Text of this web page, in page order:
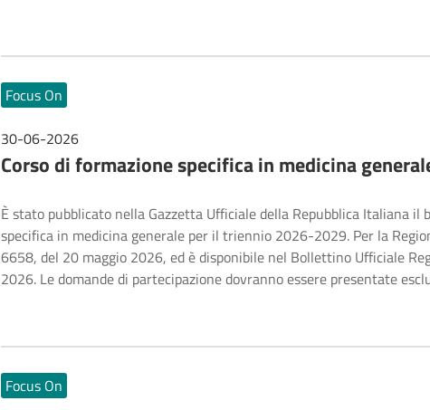
Focus On
30-06-2026
Corso di formazione specifica in medicina
È stato pubblicato nella Gazzetta Ufficiale della Repubblica Italiana
specifica in medicina generale per il triennio 2026-2029. Per la
6658, del 20 maggio 2026, ed è disponibile nel Bollettino Ufficiale
2026. Le domande di partecipazione dovranno essere presentate
Focus On